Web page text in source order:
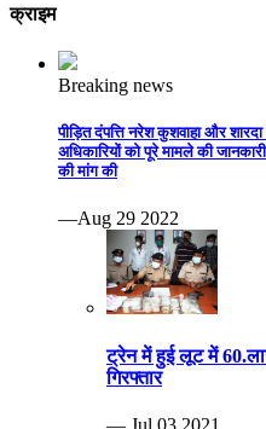
क्राइम
Breaking news
पीड़ित दंपत्ति नरेश कुशवाहा और
अधिकारियों को पूरे मामले की
की मांग की
—Aug 29 2022
ट्रेन में हुई लूट में
गिरफ्तार
— Jul 03 2021